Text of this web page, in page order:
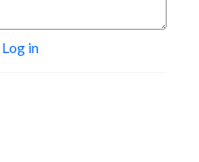
Log in